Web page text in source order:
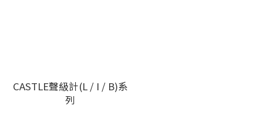
CASTLE聲級計(L / I / B)系
列